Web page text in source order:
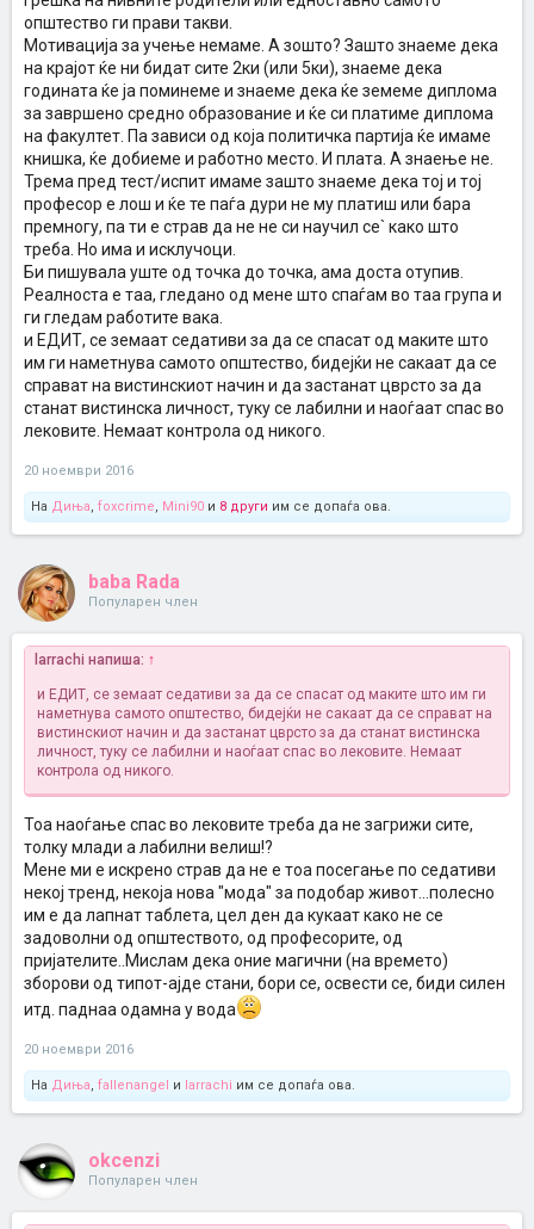
општество ги прави такви.
Мотивација за учење немаме. А зошто? Зашто знаеме дека
на крајот ќе ни бидат сите 2ки (или 5ки), знаеме дека
годината ќе ја поминеме и знаеме дека ќе земеме диплома
за завршено средно образование и ќе си платиме диплома
на факултет. Па зависи од која политичка партија ќе имаме
книшка, ќе добиеме и работно место. И плата. А знаење не.
Трема пред тест/испит имаме зашто знаеме дека тој и тој
професор е лош и ќе те паѓа дури не му платиш или бара
премногу, па ти е страв да не не си научил се` како што
треба. Но има и исклучоци.
Би пишувала уште од точка до точка, ама доста отупив.
Реалноста е таа, гледано од мене што спаѓам во таа група и
ги гледам работите вака.
и ЕДИТ, се земаат седативи за да се спасат од маките што
им ги наметнува самото општество, бидејќи не сакаат да се
справат на вистинскиот начин и да застанат цврсто за да
станат вистинска личност, туку се лабилни и наоѓаат спас во
лековите. Немаат контрола од никого.
20 ноември 2016
На Диња, foxcrime, Mini90 и 8 други им се допаѓа ова.
baba Rada
Популарен член
larrachi напиша: ↑
и ЕДИТ, се земаат седативи за да се спасат од маките што им ги
наметнува самото општество, бидејќи не сакаат да се справат на
вистинскиот начин и да застанат цврсто за да станат вистинска
личност, туку се лабилни и наоѓаат спас во лековите. Немаат
контрола од никого.
Тоа наоѓање спас во лековите треба да не загрижи сите,
толку млади а лабилни велиш!?
Мене ми е искрено страв да не е тоа посегање по седативи
некој тренд, некоја нова "мода" за подобар живот...полесно
им е да лапнат таблета, цел ден да кукаат како не се
задоволни од општеството, од професорите, од
пријателите..Мислам дека оние магични (на времето)
зборови од типот-ајде стани, бори се, освести се, биди силен
итд. паднаа одамна у вода
20 ноември 2016
На Диња, fallenangel и larrachi им се допаѓа ова.
okcenzi
Популарен член